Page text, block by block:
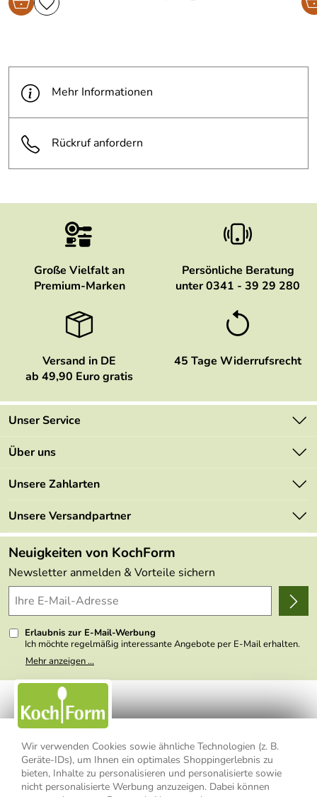
Wir verwenden Cookies sowie ähnliche Technologien (z. B.
Geräte-IDs), um Ihnen ein optimales Shoppingerlebnis zu
bieten, Inhalte zu personalisieren und personalisierte sowie
nicht personalisierte Werbung anzuzeigen. Dabei können
Mehr Informationen
Rückruf anfordern
Große Vielfalt an
Premium-Marken
Persönliche Beratung
unter 0341 - 39 29 280
Versand in DE
ab 49,90 Euro gratis
45 Tage Widerrufsrecht
Unser Service
Kontakt
Mehrwertsteuerfrei
Retourenportal
FAQs
Lieferbedingungen
Delivery Terms
Kundenlogin
Über uns
Marken
Angebote
Made in Germany
Themen
Wir über uns
Presse
Unsere Zahlarten
Unsere Versandpartner
Neuigkeiten von KochForm
Newsletter anmelden & Vorteile sichern
Erlaubnis zur E-Mail-Werbung
Ich möchte regelmäßig interessante Angebote per E-Mail erhalten.
Meine E-Mail-Adresse wird nicht an andere Unternehmen
weitergegeben. Zu statistischen Zwecken wird in anonymer Form
nicht erkennbar, welche konkrete Person geklickt hat. Diese
Einwilligung zur Nutzung meiner E-Mail- Adresse für Werbezwecke
kann ich jederzeit mit Wirkung für die Zukunft widerrufen, indem ich
den Link "Abmelden" am Ende des Newsletters anklicke oder die
Option Newsletter im Mitgliederbereich deaktiviere. Die
Datenschutzerklärung
habe ich zur Kenntnis genommen.
Mehr anzeigen ...
Impressum Datenschutzerklärung
AGB